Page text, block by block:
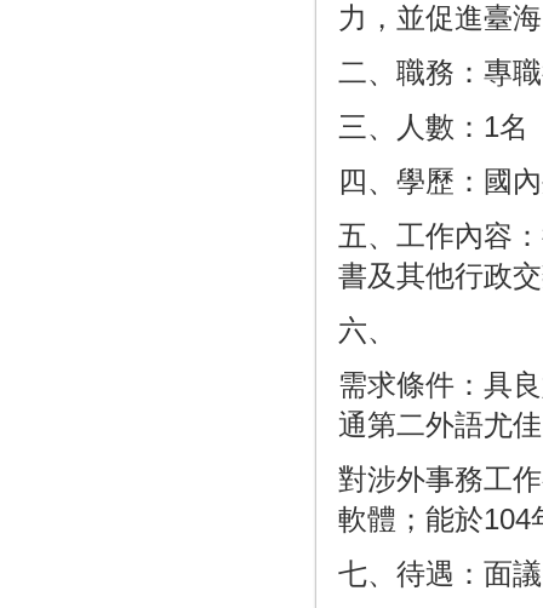
力，並促進臺
二、職務：專
三、人數：1名
四、學歷：國
五、工作內容
書及其他行政
六、
需求條件：具
通第二外語尤
對涉外事務工
軟體；能於104
七、待遇：面